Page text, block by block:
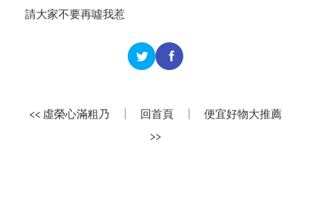
請大家不要再噓我惹
<< 虛榮心滿粗乃 回首頁
便宜好物大推薦
>>